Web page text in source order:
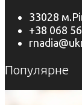
33028
+38 068
Популярне